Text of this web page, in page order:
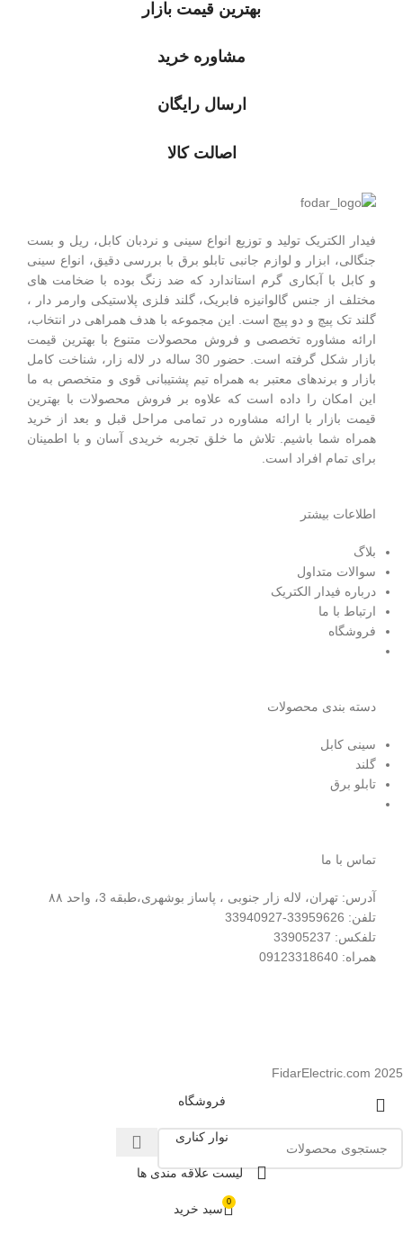
بهترین قیمت بازار
مشاوره خرید
ارسال رایگان
اصالت کالا
فیدار الکتریک توليد و توزیع انواع سینی و نردبان کابل، ریل و بست
جنگالی، ابزار و لوازم جانبی تابلو برق با بررسی دقیق، انواع سینی
و کابل با آبکاری گرم استاندارد که ضد زنگ بوده با ضخامت های
مختلف از جنس گالوانیزه فابریک، گلند فلزی پلاستيکی وارمر دار ،
گلند تک پيچ و دو پيچ است. این مجموعه با هدف همراهی در انتخاب،
ارائه مشاوره تخصصی و فروش محصولات متنوع با بهترین قیمت
بازار شکل گرفته است. حضور 30 ساله در لاله زار، شناخت کامل
بازار و برندهای معتبر به همراه تیم پشتیبانی قوی و متخصص به ما
این امکان را داده است که علاوه بر فروش محصولات با بهترین
قیمت بازار با ارائه مشاوره در تمامی مراحل قبل و بعد از خرید
همراه شما باشیم. تلاش ما خلق تجربه خریدی آسان و با اطمینان
برای تمام افراد است.
اطلاعات بیشتر
بلاگ
سوالات متداول
درباره فیدار الکتریک
ارتباط با ما
فروشگاه
دسته بندی محصولات
سینی کابل
گلند
تابلو برق
تماس با ما
آدرس: تهران، لاله زار جنوبی ، پاساز بوشهری،طبقه 3، واحد ۸۸
تلفن: 33959626-33940927
تلفکس: 33905237
همراه: 09123318640
FidarElectric.com 2025
فروشگاه
نوار کناری
لیست علاقه مندی ها
0 سبد خرید